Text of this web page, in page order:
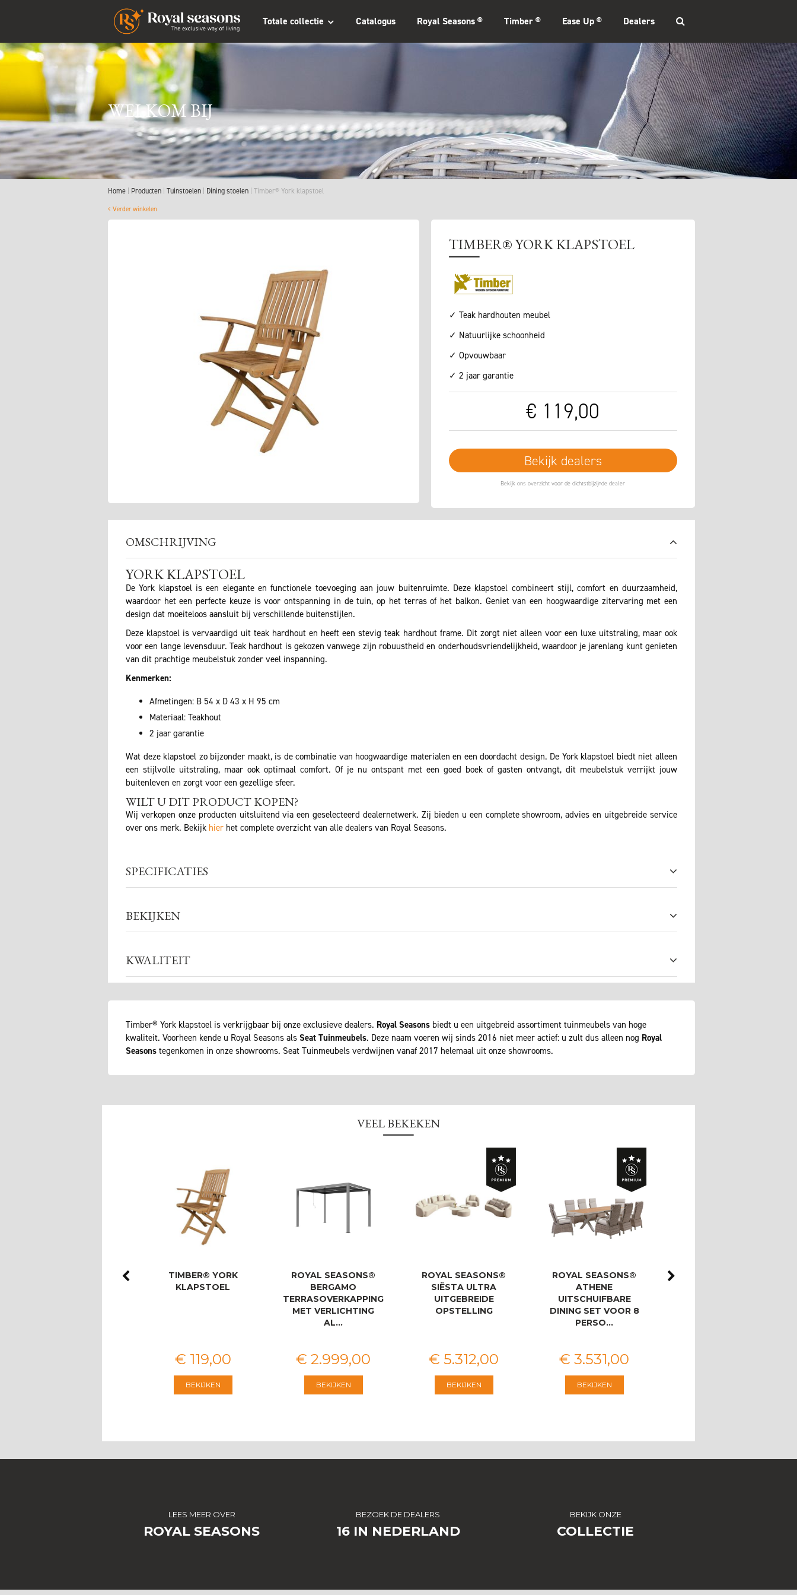
Totale collectie Catalogus Royal Seasons ® Timber ® Ease Up ® Dealers
WELKOM BIJ
Home Producten Tuinstoelen Dining stoelen Timber® York klapstoel
Verder winkelen
TIMBER® YORK KLAPSTOEL
✓ Teak hardhouten meubel
✓ Natuurlijke schoonheid
✓ Opvouwbaar
✓ 2 jaar garantie
€ 119,00
Bekijk dealers
OMSCHRIJVING
YORK KLAPSTOEL
De York klapstoel is een elegante en functionele toevoeging aan jouw buitenruimte. Deze klapstoel combineert stijl, comfort en duurzaamheid,
waardoor het een perfecte keuze is voor ontspanning in de tuin, op het terras of het balkon. Geniet van een hoogwaardige zitervaring met een
design dat moeiteloos aansluit bij verschillende buitenstijlen.
Deze klapstoel is vervaardigd uit teak hardhout en heeft een stevig teak hardhout frame. Dit zorgt niet alleen voor een luxe uitstraling, maar ook
voor een lange levensduur. Teak hardhout is gekozen vanwege zijn robuustheid en onderhoudsvriendelijkheid, waardoor je jarenlang kunt genieten
van dit prachtige meubelstuk zonder veel inspanning.
Kenmerken:
Afmetingen: B 54 x D 43 x H 95 cm
Materiaal: Teakhout
2 jaar garantie
Wat deze klapstoel zo bijzonder maakt, is de combinatie van hoogwaardige materialen en een doordacht design. De York klapstoel biedt niet alleen
een stijlvolle uitstraling, maar ook optimaal comfort. Of je nu ontspant met een goed boek of gasten ontvangt, dit meubelstuk verrijkt jouw
buitenleven en zorgt voor een gezellige sfeer.
WILT U DIT PRODUCT KOPEN?
Wij verkopen onze producten uitsluitend via een geselecteerd dealernetwerk. Zij bieden u een complete showroom, advies en uitgebreide service
over ons merk. Bekijk hier het complete overzicht van alle dealers van Royal Seasons.
SPECIFICATIES
BEKIJKEN
KWALITEIT
Timber® York klapstoel is verkrijgbaar bij onze exclusieve dealers. Royal Seasons biedt u een uitgebreid assortiment tuinmeubels van hoge
kwaliteit. Voorheen kende u Royal Seasons als Seat Tuinmeubels. Deze naam voeren wij sinds 2016 niet meer actief: u zult dus alleen nog Royal
Seasons tegenkomen in onze showrooms. Seat Tuinmeubels verdwijnen vanaf 2017 helemaal uit onze showrooms.
VEEL BEKEKEN
TIMBER® YORK
KLAPSTOEL
€ 119,00
BEKIJKEN
ROYAL SEASONS®
BERGAMO
TERRASOVERKAPPING
MET VERLICHTING
AL…
€ 2.999,00
BEKIJKEN
ROYAL SEASONS®
SIËSTA ULTRA
UITGEBREIDE
OPSTELLING
€ 5.312,00
BEKIJKEN
ROYAL SEASONS®
ATHENE
UITSCHUIFBARE
DINING SET VOOR 8
PERSO…
€ 3.531,00
BEKIJKEN
LEES MEER OVER
ROYAL SEASONS
BEKIJK ONZE
COLLECTIE
BEZOEK DE DEALERS
16 IN NEDERLAND